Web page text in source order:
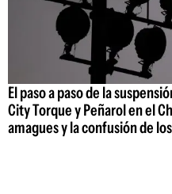
El paso a paso de la
City Torque y Peñarol en el
amagues y la confusión de